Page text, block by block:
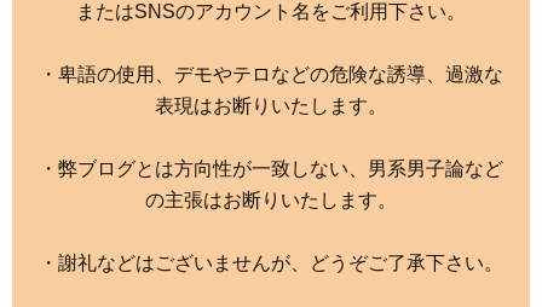
またはSNSのアカウント名をご利用下さい。
・卑語の使用、デモやテロなどの危険な誘導、過激な
表現はお断りいたします。
・弊ブログとは方向性が一致しない、男系男子論など
の主張はお断りいたします。
・謝礼などはございませんが、どうぞご了承下さい。